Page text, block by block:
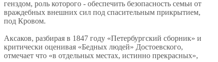
генздом, роль которого - обеспечить безопасность семьи от
враждебных внешних сил под спасительным прикрытием,
под Кровом.
Аксаков, разбирая в 1847 году «Петербургский сборник» и
критически оценивая «Бедных людей» Достоевского,
отмечает что «в отдельных местах, истинно прекрасных»,